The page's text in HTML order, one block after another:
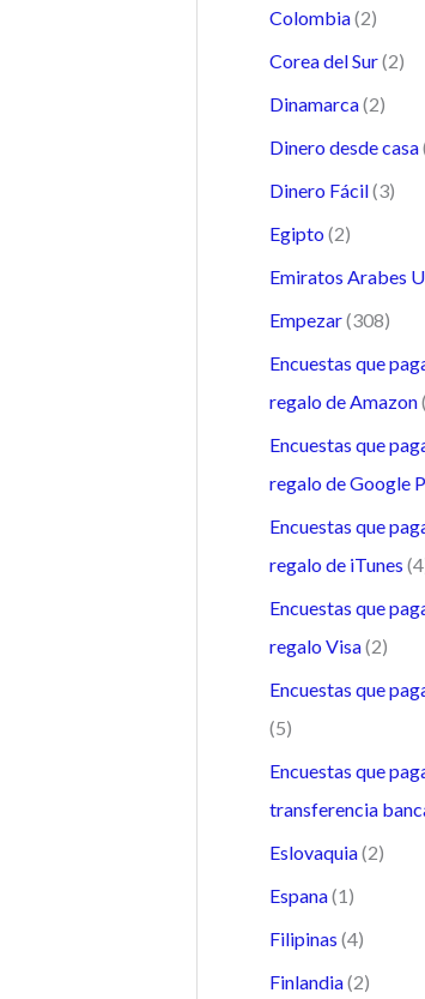
Colombia(2)
Corea del Sur(2)
Dinamarca(2)
Dinero desde casa
Dinero Fácil(3)
Egipto (2)
Emiratos Arabes
Empezar(308)
Encuestas que
regalo de Amazon
Encuestas que
regalo de Google
Encuestas que
regalo de iTunes
Encuestas que
regalo Visa(2)
Encuestas que
(5)
Encuestas que
transferencia
Eslovaquia(2)
Espana(1)
Filipinas (4)
Finlandia(2)